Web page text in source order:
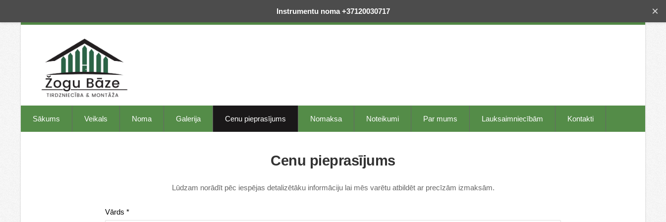
Instrumentu noma +37120030717 ×
Sākums Veikals Noma Galerija Cenu pieprasījums Nomaksa Noteikumi Par mums Lauksaimniecībām Kontakti
Cenu pieprasījums
Lūdzam norādīt pēc iespējas detalizētāku informāciju lai mēs varētu atbildēt ar precīzām izmaksām.
Vārds *